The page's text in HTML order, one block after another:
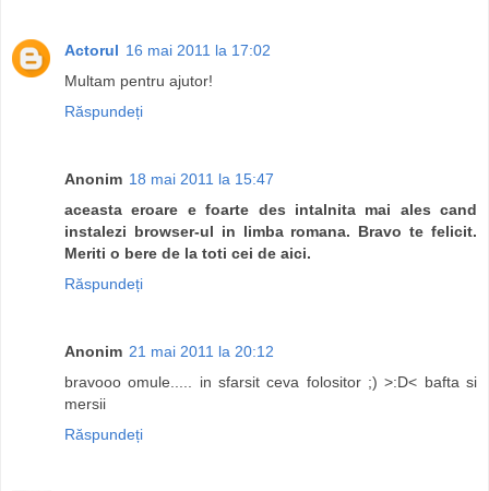
Actorul 16 mai 2011 la 17:02
Multam pentru ajutor!
Răspundeți
Anonim 18 mai 2011 la 15:47
aceasta eroare e foarte des intalnita mai ales cand
instalezi browser-ul in limba romana. Bravo te felicit.
Meriti o bere de la toti cei de aici.
Răspundeți
Anonim 21 mai 2011 la 20:12
bravooo omule..... in sfarsit ceva folositor ;) >:D< bafta si
mersii
Răspundeți